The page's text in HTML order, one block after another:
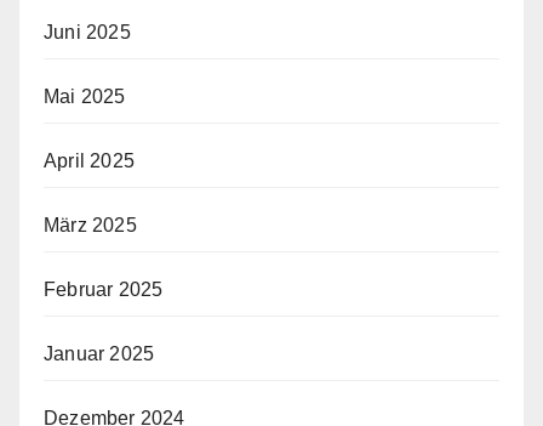
Juni 2025
Mai 2025
April 2025
März 2025
Februar 2025
Januar 2025
Dezember 2024